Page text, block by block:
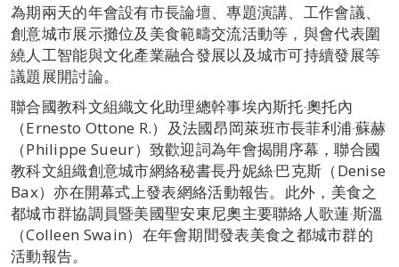
為期兩天的年會設有市長論壇、專題演講、工作會議、
創意城市展示攤位及美食範疇交流活動等，與會代表圍
繞人工智能與文化產業融合發展以及城市可持續發展等
議題展開討論。
聯合國教科文組織文化助理總幹事埃內斯托‧奧托內
（Ernesto Ottone R.）及法國昂岡萊班市長菲利浦‧蘇赫
（Philippe Sueur）致歡迎詞為年會揭開序幕，聯合國
教科文組織創意城市網絡秘書長丹妮絲‧巴克斯（Denise
Bax）亦在開幕式上發表網絡活動報告。此外，美食之
都城市群協調員暨美國聖安東尼奧主要聯絡人歌蓮‧斯溫
（Colleen Swain）在年會期間發表美食之都城市群的
活動報告。